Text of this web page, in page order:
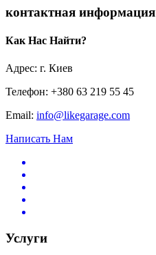
контактная информация
Как Нас Найти?
Адрес: г. Киев
Телефон: +380 63 219 55 45
Email: info@likegarage.com
Написать Нам
Услуги